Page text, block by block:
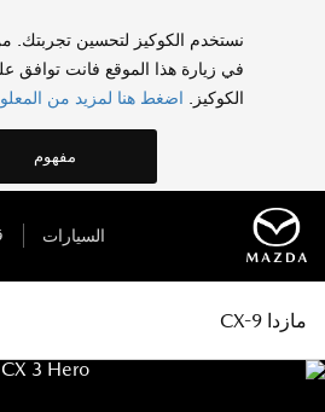
نستخدم الكوكيز لتحسين تجربتك.
في زيارة هذا الموقع فانت توافق
الكوكيز.
اضغط هنا لمزيد من
مفهوم
السيارات
مازدا CX-9
الفئات
الخصائص
المعرض
الملحقات